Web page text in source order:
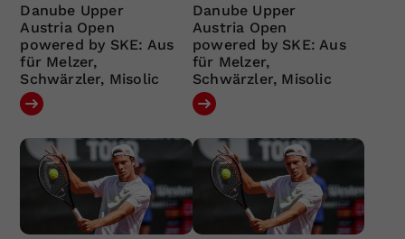
Danube Upper
Austria Open
powered by SKE: Aus
für Melzer,
Schwärzler, Misolic
Danube Upper
Austria Open
powered by SKE: Aus
für Melzer,
Schwärzler, Misolic